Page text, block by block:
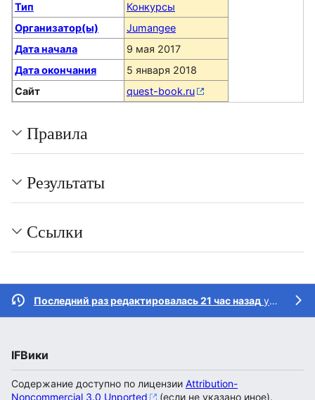
Тип
Конкурсы
Организатор(ы)
Jumangee
Дата начала
9 мая 2017
Дата окончания
5 января 2018
Сайт
quest-book.ru
Правила
Результаты
Ссылки
Последний раз редактировалась 21 час назад участником
IFВики
Содержание доступно по лицензии Attribution-
Noncommercial 3.0 Unported
(если не указано иное).